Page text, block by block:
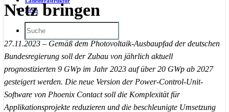
News
Netz bringen
27.11.2023 – Gemäß dem Photovoltaik-Ausbaupfad der deutschen
Bundesregierung soll der Zubau von jährlich aktuell
prognostizierten 9 GWp im Jahr 2023 auf über 20 GWp ab 2027
gesteigert werden. Die neue Version der Power-Control-Unit-
Software von Phoenix Contact soll die Komplexität für
Applikationsprojekte reduzieren und die beschleunigte Umsetzung